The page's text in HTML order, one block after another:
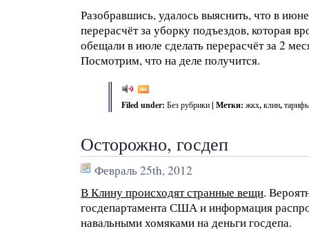
Разобравшись, удалось выяснить, что в
перерасчёт за уборку подъездов, которая
обещали в июле сделать перерасчёт за 2
Посмотрим, что на деле получится.
Filed under: Без рубрики| Метки: жкх,клин,
Осторожно, госдеп
Февраль 25th, 2012
В Клину происходят странные вещи.
госдепартамента США и информация
навальными хомяками на деньги госдепа.